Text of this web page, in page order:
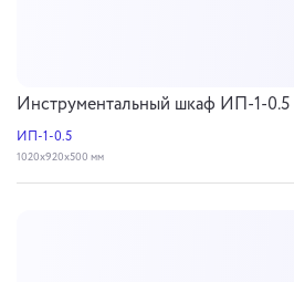
Инструментальный шкаф ИП-1-0.5
ИП-1-0.5
1020х920х500 мм